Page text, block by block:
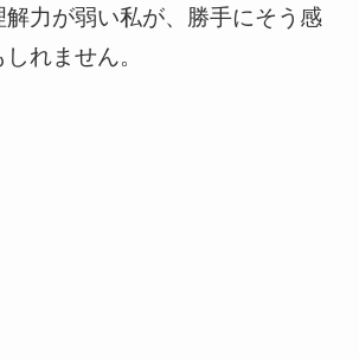
解力が弱い私が、勝手にそう感
れません。